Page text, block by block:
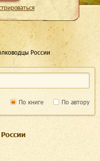
России
По книге По автору